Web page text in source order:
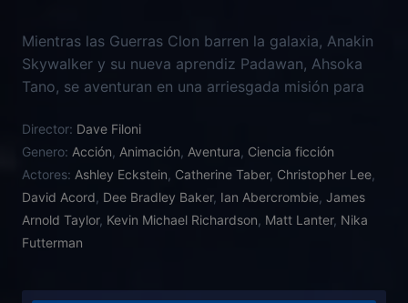
Mientras las Guerras Clon barren la galaxia, Anakin
Skywalker y su nueva aprendiz Padawan, Ahsoka
Tano, se aventuran en una arriesgada misión para
señor del Crimen. El renegado Conde Dooku y su
letal y cruel vasalla Asajj Ventress harán todo lo
posible por hacerles fracasar, haciendo que la
misión de Anakin Skywalker tenga graves
consecuencias.Mientras, en la línea de batalla, Obi-
Wan Kenobi y el maestro Yoda lideran el masivo
ejército droide y resistir a las fuerzas del lado
Director: Dave Filoni
Genero: Acción Animación Aventura Ciencia ficción
Actores: Ashley Eckstein Catherine Taber, Christopher Lee
David Acord, Dee Bradley Baker, Ian Abercrombie James
Arnold Taylor, Kevin Michael Richardson Matt Lanter, Nika
Futterman